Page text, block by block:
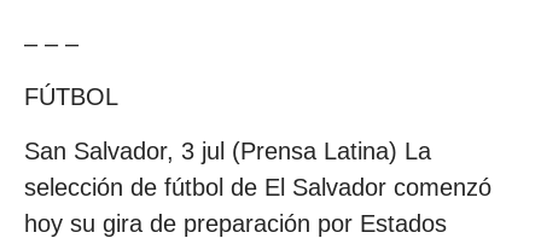
– – –
FÚTBOL
San Salvador, 3 jul (Prensa Latina) La
selección de fútbol de El Salvador comenzó
hoy su gira de preparación por Estados